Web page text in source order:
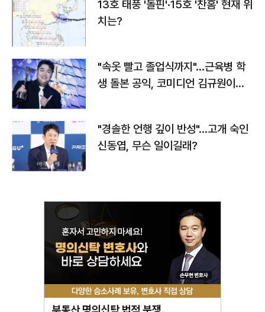
13호 태풍 '돌핀'·15호 '찬홈' 현재 위
치는?
"속옷 빨고 졸업식까지"…근육병 학
생 돌본 공익, 코미디언 김규원이었
"경솔한 언행 깊이 반성"…고개 숙인
신동엽, 무슨 일이길래?